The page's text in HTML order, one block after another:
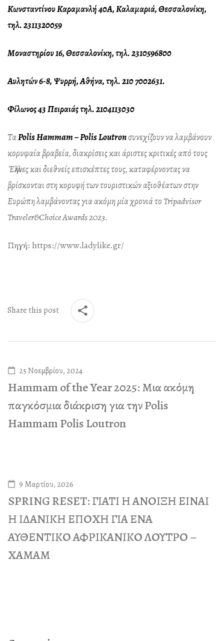
Κωνσταντίνου Καραμανλή 40Α, Καλαμαριά, Θεσσαλονίκη,
τηλ. 2311320059
Μοναστηρίου 16, Θεσσαλονίκη, τηλ. 2310596800
Αυλητών 6-8, Ψυρρή, Αθήνα, τηλ. 210 7002631.
Φίλωνος 43 Πειραιάς τηλ. 2104113030
ΤαPolis Hammam – Polis Loutronσυνεχίζουν να λαμβάνουν
κορυφαία βραβεία, διακρίσεις και άριστες κριτικές από τους
Έλληνες και διεθνείς επισκέπτες τους, καταφέρνοντας να
βρίσκονται στη κορυφή των τουριστικών αξιοθέατων στην
Ευρώπη λαμβάνοντας για ακόμη μία χρονιά το Tripadvisor
Traveler&Choice Awards 2023.
Πηγή: https://www.ladylike.gr/
Share this post
25 Νοεμβρίου, 2024
Hammam of the Year 2025: Μια ακόμη
παγκόσμια διάκριση για την Polis
Hammam Polis Loutron
9 Μαρτίου, 2026
SPRING RESET: ΓΙΑΤΙ Η ΑΝΟΙΞΗ ΕΙΝΑΙ
Η ΙΔΑΝΙΚΗ ΕΠΟΧΗ ΓΙΑ ΕΝΑ
ΑΥΘΕΝΤΙΚΟ ΑΦΡΙΚΑΝΙΚΟ ΛΟΥΤΡΟ –
ΧΑΜΑΜ